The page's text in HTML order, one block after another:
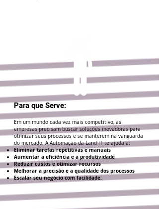
Para que Serve:
Em um mundo cada vez mais competitivo, as
empresas precisam buscar soluções inovadoras para
otimizar seus processos e se manterem na vanguarda
do mercado. A Automação da Land IT te ajuda a:
Eliminar tarefas repetitivas e manuais
Aumentar a eficiência e a produtividade
Reduzir custos e otimizar recursos
Melhorar a precisão e a qualidade dos processos
Escalar seu negócio com facilidade: